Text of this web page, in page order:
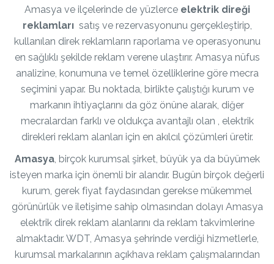
Amasya ve ilçelerinde de yüzlerce elektrik direği
reklamlarısatış ve rezervasyonunu gerçekleştirip,
kullanılan direk reklamların raporlama ve operasyonunu
en sağlıklı şekilde reklam verene ulaştırır. Amasya nüfus
analizine, konumuna ve temel özelliklerine göre mecra
seçimini yapar. Bu noktada, birlikte çalıştığı kurum ve
markanın ihtiyaçlarını da göz önüne alarak, diğer
mecralardan farklı ve oldukça avantajlı olan , elektrik
direkleri reklam alanları için en akılcıl çözümleri üretir.
Amasya, birçok kurumsal şirket, büyük ya da büyümek
isteyen marka için önemli bir alandır. Bugün birçok değerli
kurum, gerek fiyat faydasından gerekse mükemmel
görünürlük ve iletişime sahip olmasından dolayı Amasya
elektrik direk reklam alanlarını da reklam takvimlerine
almaktadır. WDT, Amasya şehrinde verdiği hizmetlerle,
kurumsal markalarının açıkhava reklam çalışmalarından